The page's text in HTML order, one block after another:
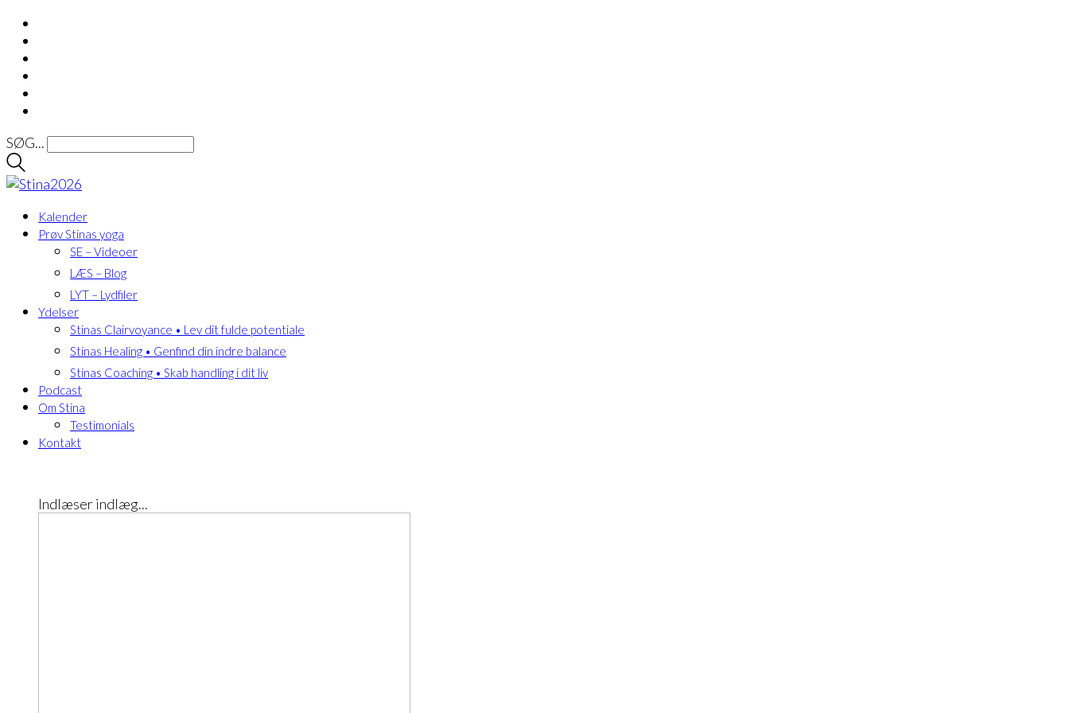
SØG...
Kalender
Prøv Stinas yoga
SE – Videoer
LÆS – Blog
LYT – Lydfiler
Ydelser
Stinas Clairvoyance • Lev dit fulde potentiale
Stinas Healing • Genfind din indre balance
Stinas Coaching • Skab handling i dit liv
Podcast
Om Stina
Testimonials
Kontakt
Indlæser indlæg...